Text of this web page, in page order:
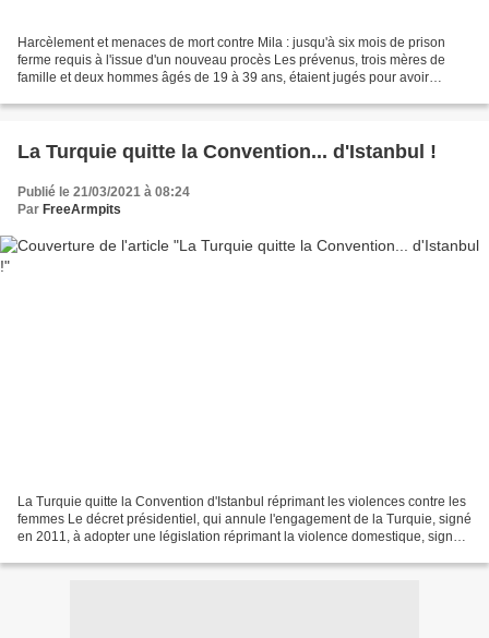
Harcèlement et menaces de mort contre Mila : jusqu'à six mois de prison
ferme requis à l'issue d'un nouveau procès Les prévenus, trois mères de
famille et deux hommes âgés de 19 à 39 ans, étaient jugés pour avoir
La Turquie quitte la Convention... d'Istanbul !
Publié le 21/03/2021 à 08:24
Par FreeArmpits
La Turquie quitte la Convention d'Istanbul réprimant les violences contre les
femmes Le décret présidentiel, qui annule l'engagement de la Turquie, signé
en 2011, à adopter une législation réprimant la violence domestique, signale